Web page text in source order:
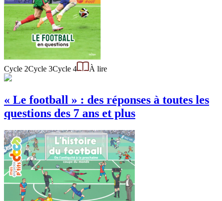
Cycle 2Cycle 3Cycle 4 À lire
« Le football » : des réponses à toutes les
questions des 7 ans et plus